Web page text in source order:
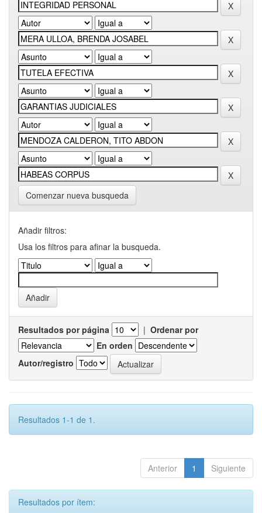
Comenzar nueva busqueda
Añadir filtros:
Usa los filtros para afinar la busqueda.
Resultados por página | Ordenar por
En orden
Autor/registro
Resultados 1-1 de 1.
Anterior 1 Siguiente
Resultados por ítem: